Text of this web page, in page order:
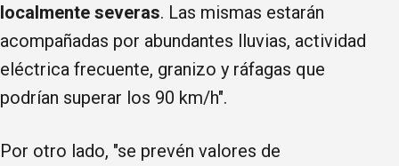
localmente severas. Las mismas estarán
acompañadas por abundantes lluvias, actividad
eléctrica frecuente, granizo y ráfagas que
podrían superar los 90 km/h".
Por otro lado, "se prevén valores de